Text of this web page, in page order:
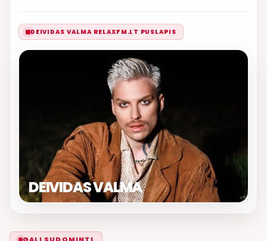
DEIVIDAS VALMA RELAXFM.LT PUSLAPIS
DEIVIDAS VALMA